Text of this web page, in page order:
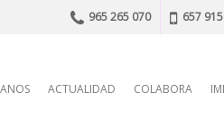
965 265 070 657
ACTUALIDAD COLABORA